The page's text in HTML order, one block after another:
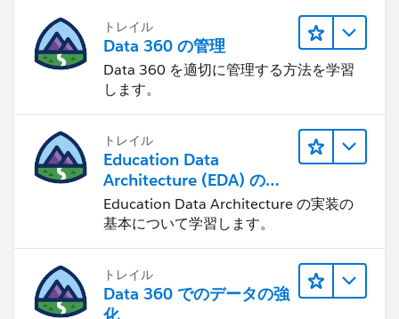
トレイル
Data 360 の管理
Data 360 を適切に管理する方法を学習
します。
トレイル
Education Data
Architecture (EDA) の管
理
Education Data Architecture の実装の
基本について学習します。
トレイル
Data 360 でのデータの強